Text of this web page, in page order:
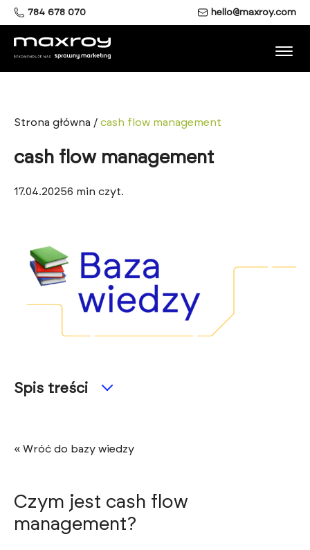
784 678 070 hello@maxroy.com
Strona główna / cash flow management
cash flow management
17.04.20256 min czyt.
Spis treści
« Wróć do bazy wiedzy
Czym jest cash flow
management?